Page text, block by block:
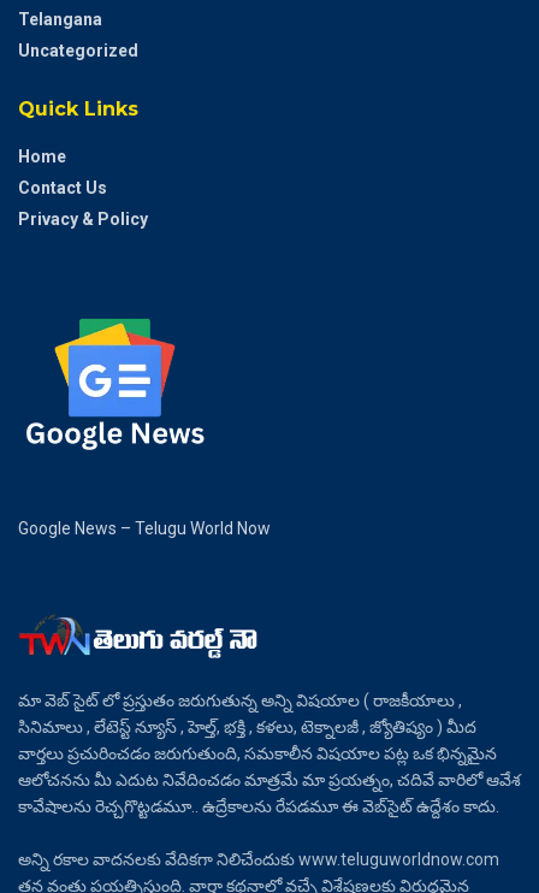
Telangana
Uncategorized
Quick Links
Home
Contact Us
Privacy & Policy
Google News – Telugu World Now
మా వెబ్ సైట్ లో ప్రస్తుతం జరుగుతున్న అన్ని విషయాల ( రాజకీయాలు ,
సినిమాలు , లేటెస్ట్ న్యూస్ , హెల్త్, భక్తి , కళలు, టెక్నాలజీ , జ్యోతిష్యం ) మీద
వార్తలు ప్రచురించడం జరుగుతుంది, సమకాలీన విషయాల పట్ల ఒక భిన్నమైన
ఆలోచనను మీ ఎదుట నివేదించడం మాత్రమే మా ప్రయత్నం, చదివే వారిలో ఆవేశ
కావేషాలను రెచ్చగొట్టడమూ.. ఉద్రేకాలను రేపడమూ ఈ వెబ్‌సైట్ ఉద్దేశం కాదు.
అన్ని రకాల వాదనలకు వేదికగా నిలిచేందుకు www.teluguworldnow.com
తన వంతు ప్రయత్నిస్తుంది. వార్తా కథనాల్లో వచ్చే విశ్లేషణలకు విరుద్ధమైన